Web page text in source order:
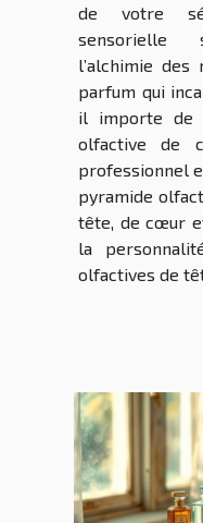
de votre
sensorielle
l’alchimie
parfum qui
il importe de
olfactive de
professionnel
pyramide
tête, de cœur
la
olfactives de